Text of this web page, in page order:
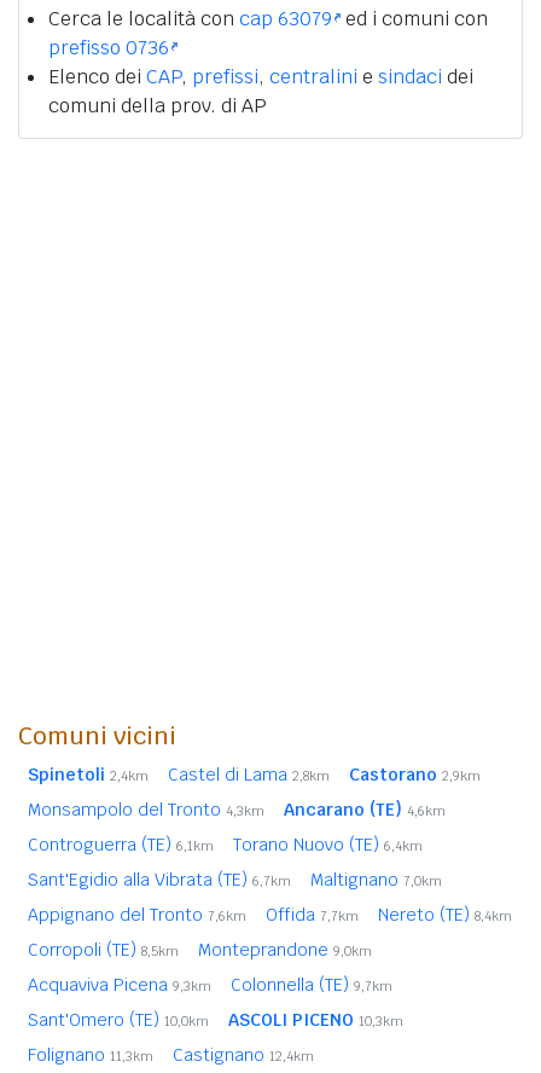
Cerca le località con cap 63079 ed i comuni con
prefisso 0736
Elenco dei CAP, prefissi, centralini e sindaci dei
comuni della prov. di AP
Comuni vicini
Spinetoli 2,4km Castel di Lama 2,8km Castorano 2,9km
Monsampolo del Tronto 4,3km Ancarano (TE) 4,6km
Controguerra (TE) 6,1km Torano Nuovo (TE) 6,4km
Sant'Egidio alla Vibrata (TE) 6,7km Maltignano 7,0km
Appignano del Tronto 7,6km Offida 7,7km Nereto (TE) 8,4km
Corropoli (TE) 8,5km Monteprandone 9,0km
Acquaviva Picena 9,3km Colonnella (TE) 9,7km
Sant'Omero (TE) 10,0km ASCOLI PICENO 10,3km
Folignano 11,3km Castignano 12,4km